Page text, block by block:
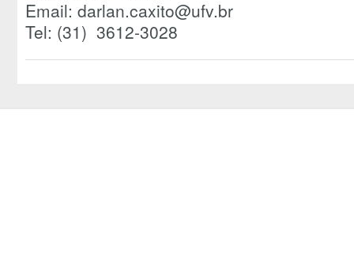
Email: darlan.caxito@ufv.br
Tel: (31) 3612-3028